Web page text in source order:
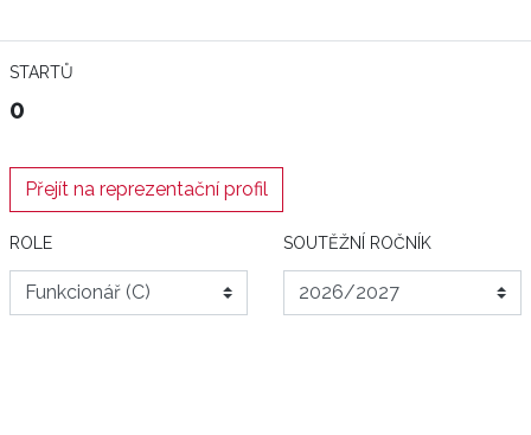
STARTŮ
0
Přejít na reprezentační profil
ROLE SOUTĚŽNÍ ROČNÍK